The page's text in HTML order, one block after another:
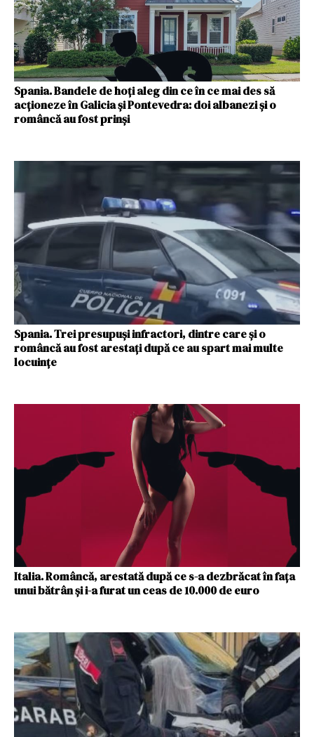
Spania. Bandele de hoți aleg din ce în ce mai des să
acționeze în Galicia și Pontevedra: doi albanezi și o
româncă au fost prinși
Spania. Trei presupuși infractori, dintre care și o
româncă au fost arestați după ce au spart mai multe
locuințe
Italia. Româncă, arestată după ce s-a dezbrăcat în fața
unui bătrân și i-a furat un ceas de 10.000 de euro